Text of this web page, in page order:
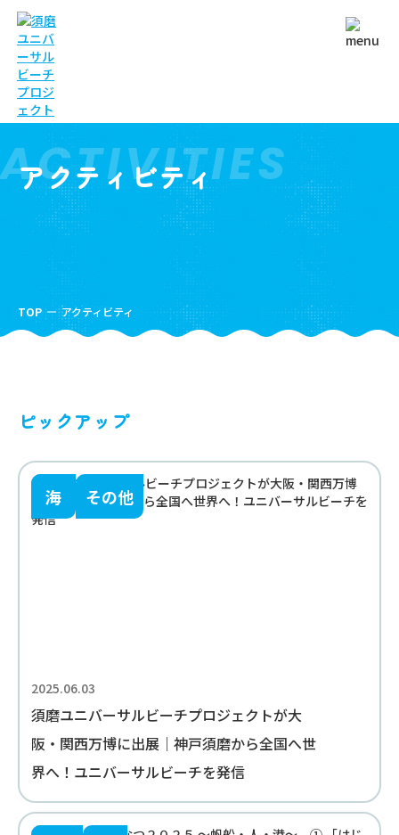
アクティビティ
ACTIVITIES
TOP アクティビティ
ピックアップ
海 その他
2025.06.03
須磨ユニバーサルビーチプロジェクトが大
阪・関西万博に出展｜神戸須磨から全国へ世
界へ！ユニバーサルビーチを発信